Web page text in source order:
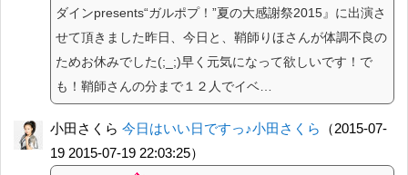
ダインpresents“ガルポプ！”夏の大感謝祭2015』に出演さ
せて頂きました昨日、今日と、鞘師りほさんが体調不良の
ためお休みでした(;_;)早く元気になって欲しいです！で
も！鞘師さんの分まで１２人でイベ…
小田さくら 今日はいい日ですっ♪小田さくら
（2015-07-
19 2015-07-19 22:03:25）